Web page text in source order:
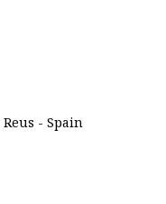
- Spain